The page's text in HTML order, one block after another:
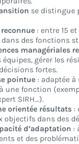
se distingue
: entre 15
dans des fonctions
managériales
gérer les
fortes.
pointue : adaptée
une fonction
SIRH…).
orientée résultats :
objectifs dans des
d’adaptation :
et des